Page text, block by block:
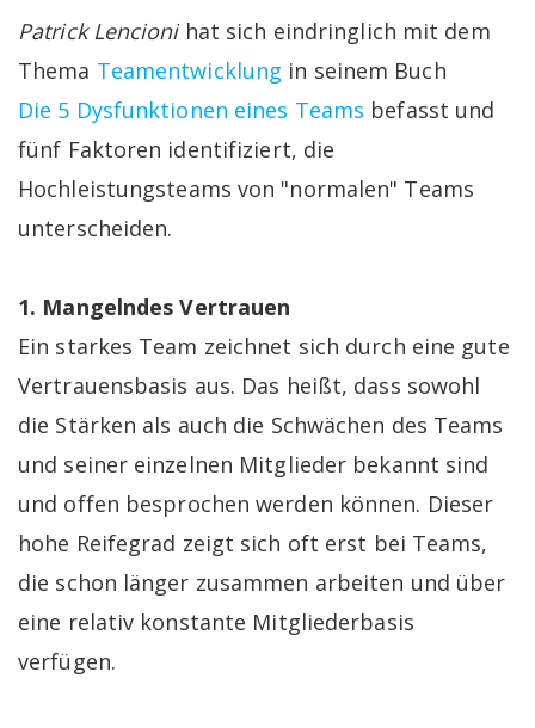
Patrick Lencionihat sich eindringlich mit dem
Thema Teamentwicklung in seinem Buch
Die 5 Dysfunktionen eines Teams befasst und
fünf Faktoren identifiziert, die
Hochleistungsteams von "normalen" Teams
unterscheiden.
1. Mangelndes Vertrauen
Ein starkes Team zeichnet sich durch eine gute
Vertrauensbasis aus. Das heißt, dass sowohl
die Stärken als auch die Schwächen des Teams
und seiner einzelnen Mitglieder bekannt sind
und offen besprochen werden können. Dieser
hohe Reifegrad zeigt sich oft erst bei Teams,
die schon länger zusammen arbeiten und über
eine relativ konstante Mitgliederbasis
verfügen.